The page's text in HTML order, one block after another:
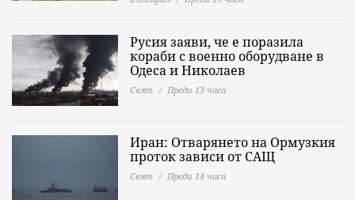
кораби с военно оборудване в
Одеса и Николаев
Свят Преди 13 часа
проток зависи от САЩ
Свят Преди 14 часа